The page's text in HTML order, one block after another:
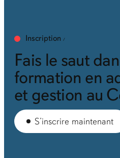
Inscription
Fais le saut
formation en
et gestion au
S’inscrire maintenant